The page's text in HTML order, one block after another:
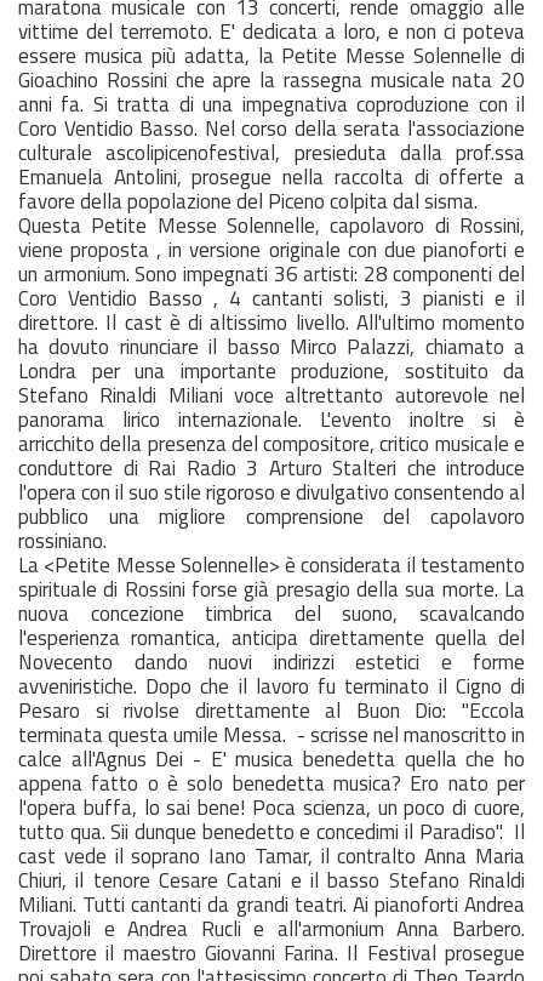
maratona musicale con 13 concerti, rende omaggio alle
vittime del terremoto. E' dedicata a loro, e non ci poteva
essere musica più adatta, la Petite Messe Solennelle di
Gioachino Rossini che apre la rassegna musicale nata 20
anni fa. Si tratta di una impegnativa coproduzione con il
Coro Ventidio Basso. Nel corso della serata l'associazione
culturale ascolipicenofestival, presieduta dalla prof.ssa
Emanuela Antolini, prosegue nella raccolta di offerte a
favore della popolazione del Piceno colpita dal sisma.
Questa Petite Messe Solennelle, capolavoro di Rossini,
viene proposta , in versione originale con due pianoforti e
un armonium. Sono impegnati 36 artisti: 28 componenti del
Coro Ventidio Basso , 4 cantanti solisti, 3 pianisti e il
direttore. Il cast è di altissimo livello. All'ultimo momento
ha dovuto rinunciare il basso Mirco Palazzi, chiamato a
Londra per una importante produzione, sostituito da
Stefano Rinaldi Miliani voce altrettanto autorevole nel
panorama lirico internazionale. L'evento inoltre si è
arricchito della presenza del compositore, critico musicale e
conduttore di Rai Radio 3 Arturo Stalteri che introduce
l'opera con il suo stile rigoroso e divulgativo consentendo al
pubblico una migliore comprensione del capolavoro
rossiniano.
La <Petite Messe Solennelle> è considerata il testamento
spirituale di Rossini forse già presagio della sua morte. La
nuova concezione timbrica del suono, scavalcando
l'esperienza romantica, anticipa direttamente quella del
Novecento dando nuovi indirizzi estetici e forme
avveniristiche. Dopo che il lavoro fu terminato il Cigno di
Pesaro si rivolse direttamente al Buon Dio: "Eccola
terminata questa umile Messa. - scrisse nel manoscritto in
calce all'Agnus Dei - E' musica benedetta quella che ho
appena fatto o è solo benedetta musica? Ero nato per
l'opera buffa, lo sai bene! Poca scienza, un poco di cuore,
tutto qua. Sii dunque benedetto e concedimi il Paradiso". Il
cast vede il soprano Iano Tamar, il contralto Anna Maria
Chiuri, il tenore Cesare Catani e il basso Stefano Rinaldi
Miliani. Tutti cantanti da grandi teatri. Ai pianoforti Andrea
Trovajoli e Andrea Rucli e all'armonium Anna Barbero.
Direttore il maestro Giovanni Farina. Il Festival prosegue